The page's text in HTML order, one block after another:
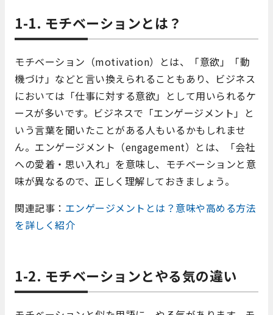
1-1. モチベーションとは？
モチベーション（motivation）とは、「意欲」「動
機づけ」などと言い換えられることもあり、ビジネス
においては「仕事に対する意欲」として用いられるケ
ースが多いです。ビジネスで「エンゲージメント」と
いう言葉を聞いたことがある人もいるかもしれませ
ん。エンゲージメント（engagement）とは、「会社
への愛着・思い入れ」を意味し、モチベーションと意
味が異なるので、正しく理解しておきましょう。
関連記事： エンゲージメントとは？意味や高める方法
を詳しく紹介
1-2. モチベーションとやる気の違い